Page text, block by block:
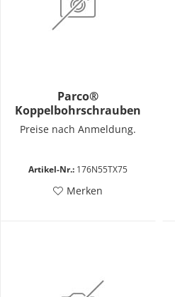
Parco®
Koppelbohrschrauben
vz. 5,5x75
Preise nach Anmeldung.
Artikel-Nr.: 176N55TX75
Merken